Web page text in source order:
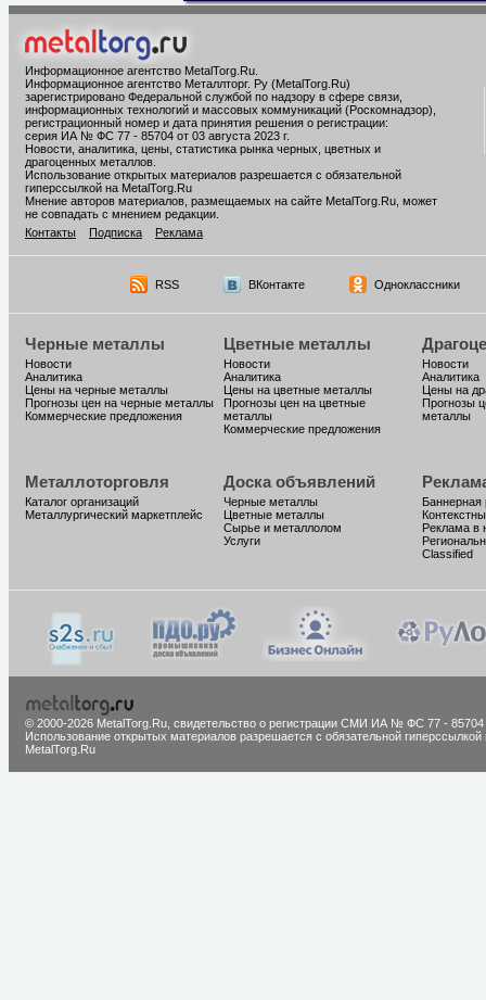
Информационное агентство MetalTorg.Ru
Информационное агентство Металлторг. Ру (MetalTorg.Ru)
зарегистрировано Федеральной службой по надзору в сфере связи,
информационных технологий и массовых коммуникаций (Роскомнадзор),
регистрационный номер и дата принятия решения о регистрации:
серия ИА № ФС 77 - 85704 от 03 августа 2023 г.
Новости, аналитика, цены, статистика рынка черных, цветных и
драгоценных металлов.
Использование открытых материалов разрешается с обязательной
гиперссылкой на MetalTorg.Ru
Мнение авторов материалов, размещаемых на сайте MetalTorg.Ru, может
не совпадать с мнением редакции.
Контакты
Подписка Реклама
RSS ВКонтакте Одноклассники
Черные металлы
Новости
Аналитика
Цены на черные металлы
Прогнозы цен на черные металлы
Коммерческие предложения
Цветные металлы
Новости
Аналитика
Цены на цветные металлы
Прогнозы цен на цветные
металлы
Коммерческие предложения
Новости
Аналитика
Цены на
Прогнозы
металлы
Металлоторговля
Каталог организаций
Металлургический маркетплейс
Доска объявлений
Черные металлы
Цветные металлы
Сырье и металлолом
Услуги
Баннерная
Реклама в
Classified
© 2000-2026 MetalTorg.Ru, cвидетельство о регистрации СМИ ИА № ФС 77 - 85704
Использование открытых материалов разрешается с обязательной гиперссылкой
MetalTorg.Ru